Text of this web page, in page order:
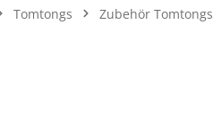
Tomtongs Zubehör Tomtongs